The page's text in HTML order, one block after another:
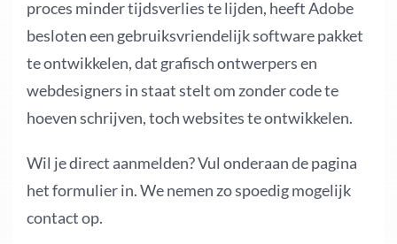
proces minder tijdsverlies te lijden, heeft Adobe
besloten een gebruiksvriendelijk software pakket
te ontwikkelen, dat grafisch ontwerpers en
webdesigners in staat stelt om zonder code te
hoeven schrijven, toch websites te ontwikkelen.
Wil je direct aanmelden? Vul onderaan de pagina
het formulier in. We nemen zo spoedig mogelijk
contact op.